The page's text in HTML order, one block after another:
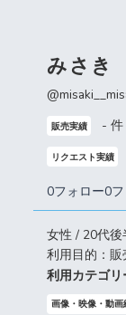
みさき
販売実績 - 件
リクエスト実績
0フォロー0
女性 / 20代後
利用目的：販
利用カテゴリ
画像・映像・動画